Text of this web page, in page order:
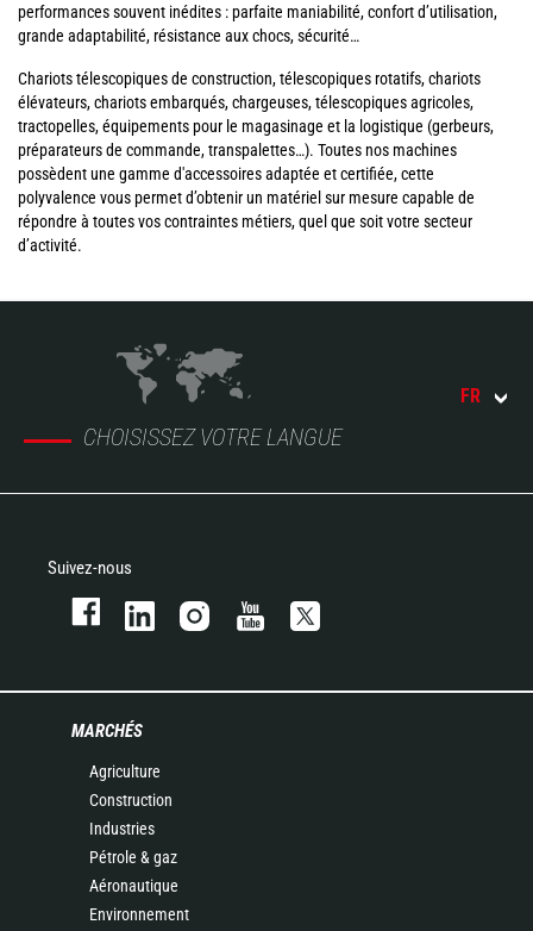
performances souvent inédites : parfaite maniabilité, confort d’utilisation,
grande adaptabilité, résistance aux chocs, sécurité…
Chariots télescopiques de construction, télescopiques rotatifs, chariots
élévateurs, chariots embarqués, chargeuses, télescopiques agricoles,
tractopelles, équipements pour le magasinage et la logistique (gerbeurs,
préparateurs de commande, transpalettes…). Toutes nos machines
possèdent une gamme d'accessoires adaptée et certifiée, cette
polyvalence vous permet d’obtenir un matériel sur mesure capable de
répondre à toutes vos contraintes métiers, quel que soit votre secteur
d’activité.
CHOISISSEZ VOTRE LANGUE
FR
Suivez-nous
MARCHÉS
Agriculture
Construction
Industries
Pétrole & gaz
Aéronautique
Environnement